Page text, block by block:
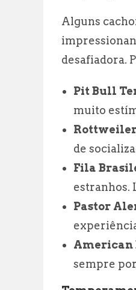
Alguns
desafiadora.
Pit Bull
muito
de
Fila
estranhos.
Pastor
American
sempre